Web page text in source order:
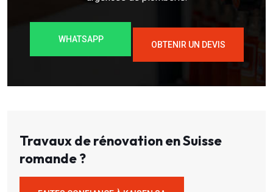
WHATSAPP
OBTENIR UN DEVIS
Travaux de rénovation en Suisse
romande ?